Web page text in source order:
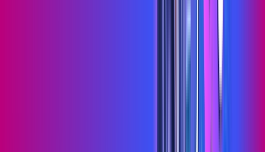
Jogue online com estabilidade, velocidade e sem lag